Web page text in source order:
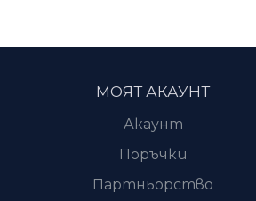
МОЯТ АКАУНТ
Акаунт
Поръчки
Партньорство